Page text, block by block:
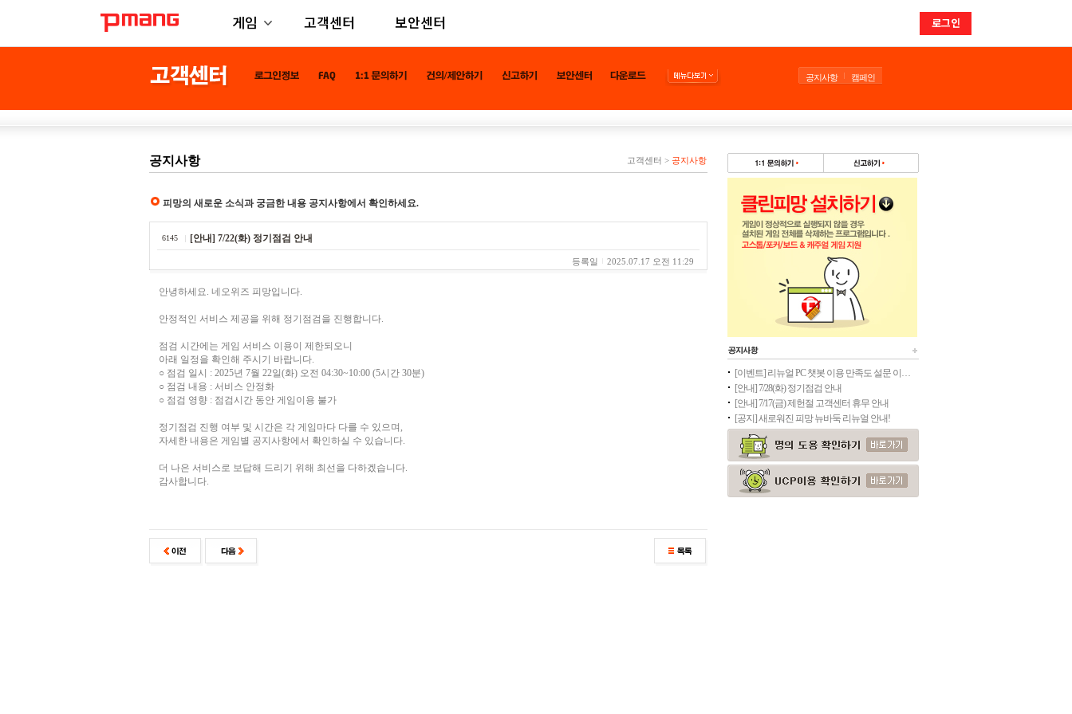
게임 고객센터 보안센터 로그인
공지사항 캠페인
공지사항 고객센터 > 공지사항
피망의 새로운 소식과 궁금한 내용 공지사항에서 확인하세요.
6145 [안내] 7/22(화) 정기점검 안내
등록일 2025.07.17 오전 11:29
안녕하세요. 네오위즈 피망입니다.
안정적인 서비스 제공을 위해 정기점검을 진행합니다.
점검 시간에는 게임 서비스 이용이 제한되오니
아래 일정을 확인해 주시기 바랍니다.
○ 점검 일시 : 2025년 7월 22일(화) 오전 04:30~10:00 (5시간 30분)
○ 점검 내용 : 서비스 안정화
○ 점검 영향 : 점검시간 동안 게임이용 불가
정기점검 진행 여부 및 시간은 각 게임마다 다를 수 있으며,
자세한 내용은 게임별 공지사항에서 확인하실 수 있습니다.
더 나은 서비스로 보답해 드리기 위해 최선을 다하겠습니다.
감사합니다.
[이벤트] 리뉴얼 PC 챗봇 이용 만족도 설문 이벤트
[안내] 7/28(화) 정기점검 안내
[안내] 7/17(금) 제헌절 고객센터 휴무 안내
[공지] 새로워진 피망 뉴바둑 리뉴얼 안내!